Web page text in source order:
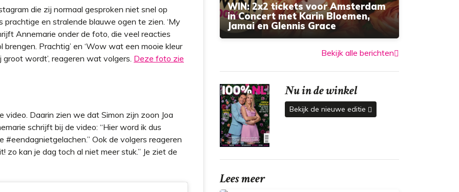
die zij normaal gesproken niet snel op
prachtige en stralende blauwe ogen te zien. ‘My
Annemarie onder de foto, die veel reacties
Prachtig’ en ‘Wow wat een mooie kleur
wordt’, reageren wat volgers. Deze foto zie
Daarin zien we dat Simon zijn zoon Joa
schrijft bij de video: “Hier word ik dus
#eendagnietgelachen.” Ook de volgers reageren
zo kan je dag toch al niet meer stuk.” Je ziet de
WIN: 2x2 tickets voor Amsterdam
in Concert met Karin Bloemen,
Jamai en Glennis Grace
Bekijk alle berichten
Nu in de winkel
Bekijk de nieuwe editie
Lees meer